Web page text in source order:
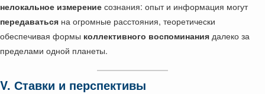
нелокальное измерение сознания: опыт и информация могут
передаваться на огромные расстояния, теоретически
обеспечивая формы коллективного воспоминания далеко за
пределами одной планеты.
V. Ставки и перспективы